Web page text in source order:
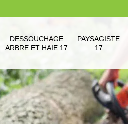
DESSOUCHAGE
ARBRE ET HAIE 17
PAYSAGISTE
17